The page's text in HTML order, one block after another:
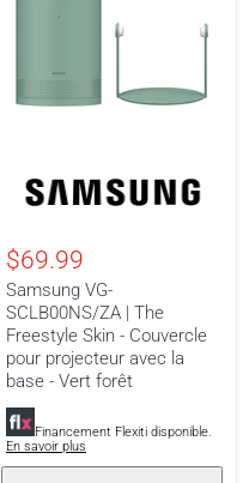
VG-
SCLB00NS/ZA
Freestyle
Skin
Couvercle
pour
projecteur
avec
la
base
Vert
forêt
$69.99
Samsung VG-
SCLB00NS/ZA | The
Freestyle Skin - Couvercle
pour projecteur avec la
base - Vert forêt
Financement Flexiti disponible.
En savoir plus